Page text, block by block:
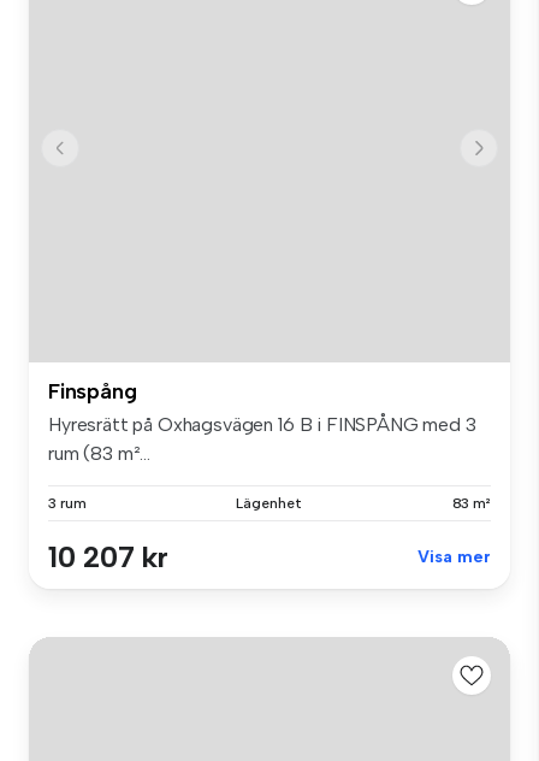
Finspång
Hyresrätt på Oxhagsvägen 16 B i FINSPÅNG med 3
rum (83 m²...
3 rum Lägenhet 83 m²
10 207 kr Visa mer